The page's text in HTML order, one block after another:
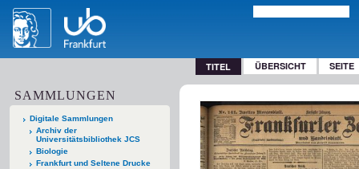
TITEL ÜBERSICHT SEITE
SAMMLUNGEN
Digitale Sammlungen
Archiv der
Universitätsbibliothek JCS
Biologie
Frankfurt und Seltene Drucke